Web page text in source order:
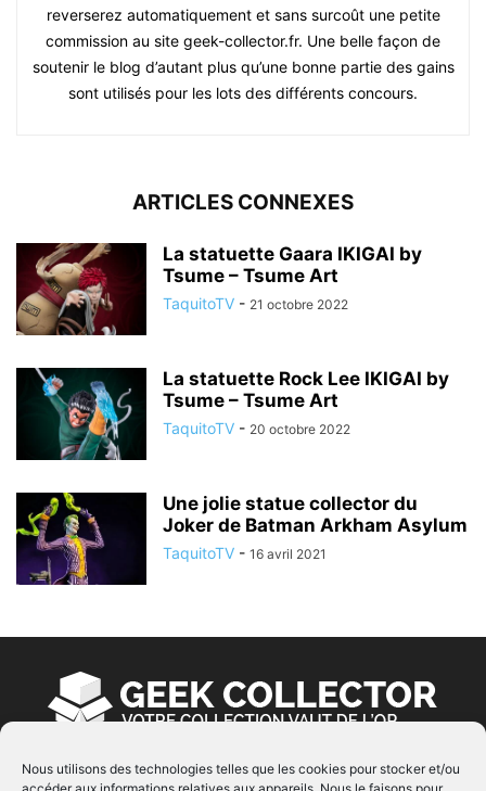
Nous utilisons des technologies telles que les cookies pour stocker et/ou
reverserez automatiquement et sans surcoût une petite
commission au site geek-collector.fr. Une belle façon de
soutenir le blog d’autant plus qu’une bonne partie des gains
sont utilisés pour les lots des différents concours.
ARTICLES CONNEXES
La statuette Gaara IKIGAI by
Tsume – Tsume Art
TaquitoTV - 21 octobre 2022
La statuette Rock Lee IKIGAI by
Tsume – Tsume Art
TaquitoTV - 20 octobre 2022
Une jolie statue collector du
Joker de Batman Arkham Asylum
TaquitoTV - 16 avril 2021